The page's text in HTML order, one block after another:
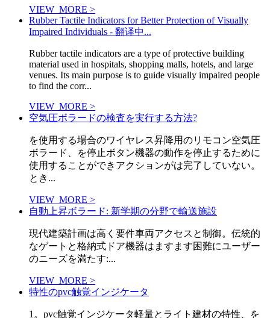
VIEW_MORE >
Rubber Tactile Indicators for Better Protection of Visually
Impaired Individuals - 翻译中...
Rubber tactile indicators are a type of protective building
material used in hospitals, shopping malls, hotels, and large
venues. Its main purpose is to guide visually impaired people
to find the corr...
VIEW_MORE >
空気圧ボラードの検査を実行する方法?
を使用する場合のワイヤレス昇降用のリモコン空気圧
ボラード、を停止ボタン機器の動作を停止するために
使用することができアクションがは完了していない。
とき...
VIEW_MORE >
自動上昇ボラード: 新学期の分野で輸送施設
現代建築計画は高く要件車両アクセスと制御。伝統的
なゲートと格納式ドア機器はますます困難にユーザー
のニーズを満たす:...
VIEW_MORE >
特性のpvc触覚インジケータ
1。pvc触覚インジケータ軽量とライト建材の特性、を